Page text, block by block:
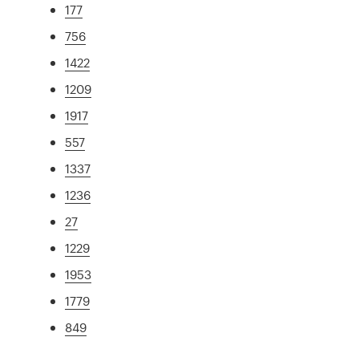
177
756
1422
1209
1917
557
1337
1236
27
1229
1953
1779
849